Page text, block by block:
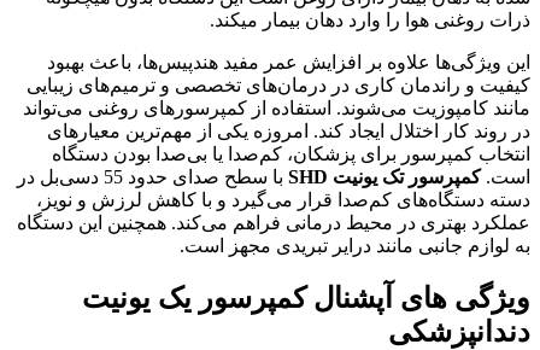
ذرات روغنی هوا را وارد دهان بیمار میکند.
این ویژگی‌ها علاوه بر افزایش عمر مفید هندپیس‌ها، باعث بهبود
کیفیت و راندمان کاری در درمان‌های تخصصی و ترمیم‌های زیبایی
مانند کامپوزیت می‌شوند. استفاده از کمپرسورهای روغنی می‌تواند
در روند کار اختلال ایجاد کند. امروزه یکی از مهم‌ترین معیارهای
انتخاب کمپرسور برای پزشکان، کم‌صدا یا بی‌صدا بودن دستگاه
است.کمپرسور تک یونیت SHD
با سطح صدای حدود 55 دسی‌بل در
دسته دستگاه‌های کم‌صدا قرار می‌گیرد و با کاهش لرزش و نویز،
عملکرد بهتری در محیط درمانی فراهم می‌کند. همچنین این دستگاه
به لوازم جانبی مانند درایر تبریدی مجهز است.
ویژگی های آپشنال کمپرسور یک یونیت
دندانپزشکی